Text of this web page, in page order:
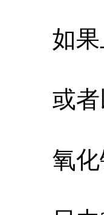
如果上
或者以
氧化